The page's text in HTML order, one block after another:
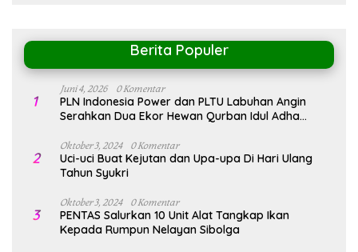
Berita Populer
1
Juni 4, 2026 0 Komentar
PLN Indonesia Power dan PLTU Labuhan Angin
Serahkan Dua Ekor Hewan Qurban Idul Adha
2
Oktober 3, 2024 0 Komentar
Uci-uci Buat Kejutan dan Upa-upa Di Hari Ulang
Tahun Syukri
3
Oktober 3, 2024 0 Komentar
PENTAS Salurkan 10 Unit Alat Tangkap Ikan
Kepada Rumpun Nelayan Sibolga